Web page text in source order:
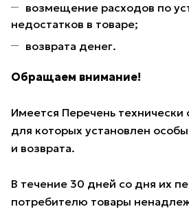
возмещение расходов по
недостатков в товаре;
возврата денег.
Обращаем внимание!
Имеется Перечень технически
для которых установлен
и возврата.
В течение 30 дней со дня их
потребителю товары